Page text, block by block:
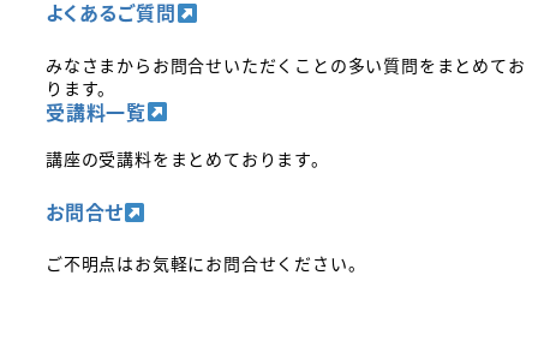
よくあるご質問
みなさまからお問合せいただくことの多い質問をまとめてお
ります。
受講料一覧
講座の受講料をまとめております。
お問合せ
ご不明点はお気軽にお問合せください。